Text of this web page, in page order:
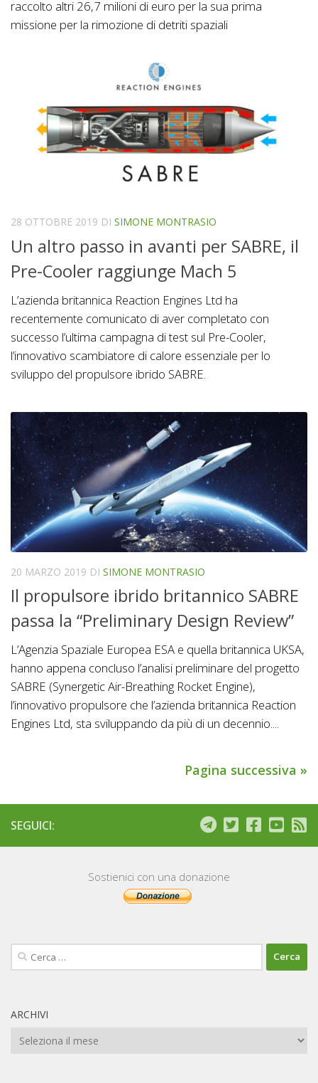
raccolto altri 26,7 milioni di euro per la sua prima
missione per la rimozione di detriti spaziali
28 OTTOBRE 2019 DI SIMONE MONTRASIO
Un altro passo in avanti per SABRE, il
Pre-Cooler raggiunge Mach 5
L’azienda britannica Reaction Engines Ltd ha
recentemente comunicato di aver completato con
successo l’ultima campagna di test sul Pre-Cooler,
l’innovativo scambiatore di calore essenziale per lo
sviluppo del propulsore ibrido SABRE.
20 MARZO 2019 DI SIMONE MONTRASIO
Il propulsore ibrido britannico SABRE
passa la “Preliminary Design Review”
L’Agenzia Spaziale Europea ESA e quella britannica UKSA,
hanno appena concluso l’analisi preliminare del progetto
SABRE (Synergetic Air-Breathing Rocket Engine),
l’innovativo propulsore che l’azienda britannica Reaction
Engines Ltd, sta sviluppando da più di un decennio....
Pagina successiva »
SEGUICI:
Sostienici con una donazione
Ricerca
per:
ARCHIVI
Archivi